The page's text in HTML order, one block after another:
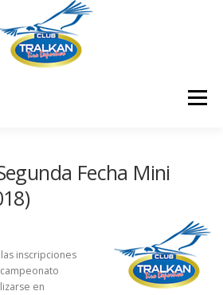
Menú
CONTÁCTENOS
Fecha Mini
inscripciones
en